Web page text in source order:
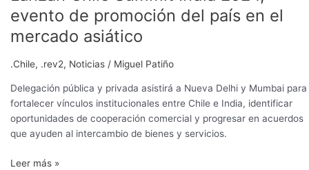
evento de promoción del país en el
mercado asiático
.Chile, .rev2, Noticias / Miguel Patiño
Delegación pública y privada asistirá a Nueva Delhi y Mumbai para
fortalecer vínculos institucionales entre Chile e India, identificar
oportunidades de cooperación comercial y progresar en acuerdos
que ayuden al intercambio de bienes y servicios.
Leer más »